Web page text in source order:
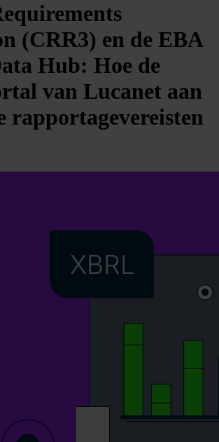
(CRR3) en de EBA
Hub: Hoe de
van Lucanet aan
rapportagevereisten